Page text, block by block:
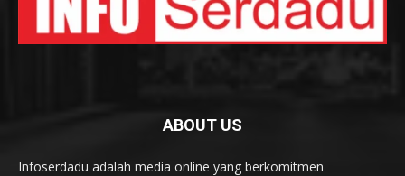
ABOUT US
Infoserdadu adalah media online yang berkomitmen